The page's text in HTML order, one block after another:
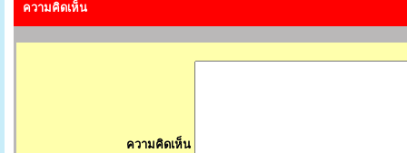
ความคิดเห็น
ความคิดเห็น